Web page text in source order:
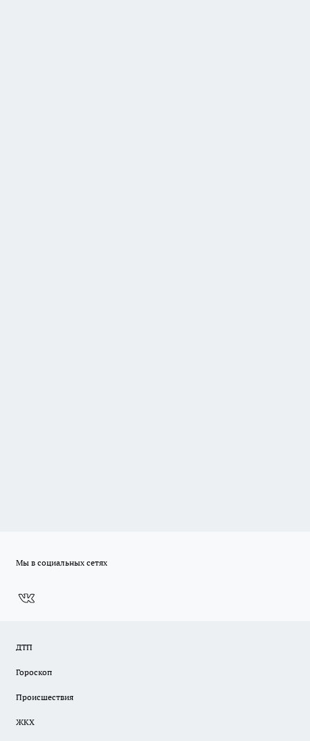
Мы в социальных сетях
ДТП
Гороскоп
Происшествия
ЖКХ